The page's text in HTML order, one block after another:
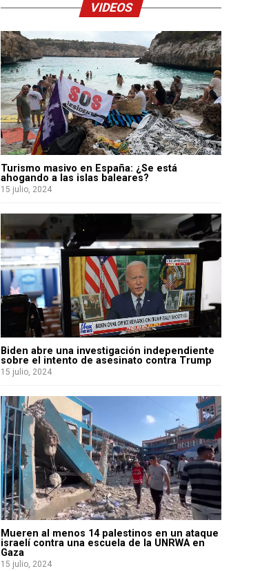
VIDEOS
Turismo masivo en España: ¿Se está
ahogando a las islas baleares?
15 julio, 2024
Biden abre una investigación independiente
sobre el intento de asesinato contra Trump
15 julio, 2024
Mueren al menos 14 palestinos en un ataque
israelí contra una escuela de la UNRWA en
Gaza
15 julio, 2024